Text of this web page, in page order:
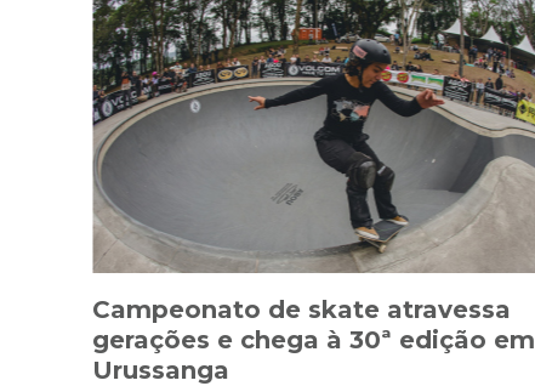
Campeonato de skate atravessa
gerações e chega à 30ª edição em
Urussanga